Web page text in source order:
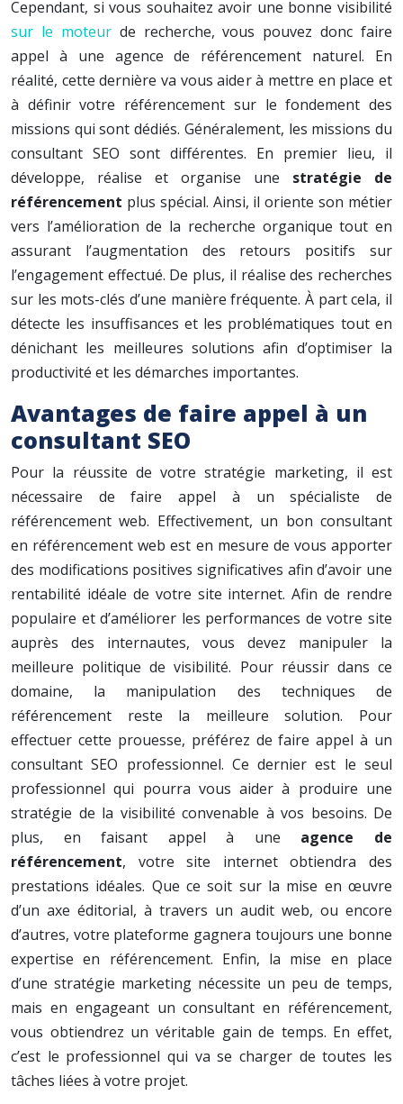
Cependant, si vous souhaitez avoir une bonne visibilité
sur le moteurde recherche, vous pouvez donc faire
appel à une agence de référencement naturel. En
réalité, cette dernière va vous aider à mettre en place et
à définir votre référencement sur le fondement des
missions qui sont dédiés. Généralement, les missions du
consultant SEO sont différentes. En premier lieu, il
développe, réalise et organise une stratégie de
référencement plus spécial. Ainsi, il oriente son métier
vers l’amélioration de la recherche organique tout en
assurant l’augmentation des retours positifs sur
l’engagement effectué. De plus, il réalise des recherches
sur les mots-clés d’une manière fréquente. À part cela, il
détecte les insuffisances et les problématiques tout en
dénichant les meilleures solutions afin d’optimiser la
productivité et les démarches importantes.
Avantages de faire appel à un
consultant SEO
Pour la réussite de votre stratégie marketing, il est
nécessaire de faire appel à un spécialiste de
référencement web. Effectivement, un bon consultant
en référencement web est en mesure de vous apporter
des modifications positives significatives afin d’avoir une
rentabilité idéale de votre site internet. Afin de rendre
populaire et d’améliorer les performances de votre site
auprès des internautes, vous devez manipuler la
meilleure politique de visibilité. Pour réussir dans ce
domaine, la manipulation des techniques de
référencement reste la meilleure solution. Pour
effectuer cette prouesse, préférez de faire appel à un
consultant SEO professionnel. Ce dernier est le seul
professionnel qui pourra vous aider à produire une
stratégie de la visibilité convenable à vos besoins. De
plus, en faisant appel à une agence de
référencement, votre site internet obtiendra des
prestations idéales. Que ce soit sur la mise en œuvre
d’un axe éditorial, à travers un audit web, ou encore
d’autres, votre plateforme gagnera toujours une bonne
expertise en référencement. Enfin, la mise en place
d’une stratégie marketing nécessite un peu de temps,
mais en engageant un consultant en référencement,
vous obtiendrez un véritable gain de temps. En effet,
c’est le professionnel qui va se charger de toutes les
tâches liées à votre projet.